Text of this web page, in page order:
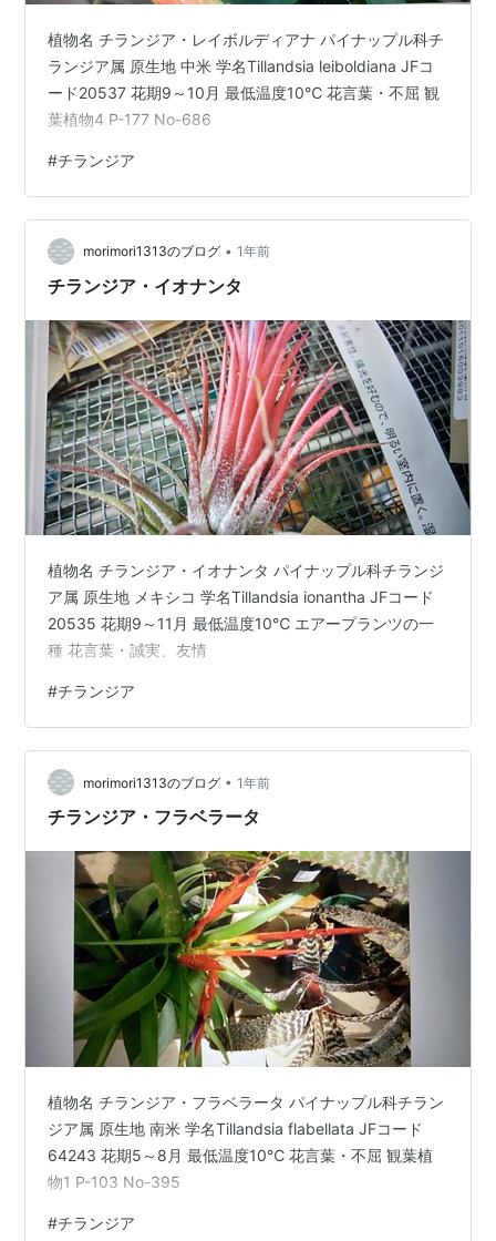
植物名 チランジア・レイボルディアナ パイナップル科チ
ランジア属 原生地 中米 学名Tillandsia leiboldiana JFコ
ード20537 花期9～10月 最低温度10℃ 花言葉・不屈 観
葉植物4 P-177 No-686
#チランジア
morimori1313のブログ • 1年前
チランジア・イオナンタ
植物名 チランジア・イオナンタ パイナップル科チランジ
ア属 原生地 メキシコ 学名Tillandsia ionantha JFコード
20535 花期9～11月 最低温度10℃ エアープランツの一
種 花言葉・誠実、友情
#チランジア
morimori1313のブログ • 1年前
チランジア・フラベラータ
植物名 チランジア・フラベラータ パイナップル科チラン
ジア属 原生地 南米 学名Tillandsia flabellata JFコード
64243 花期5～8月 最低温度10℃ 花言葉・不屈 観葉植
物1 P-103 No-395
#チランジア